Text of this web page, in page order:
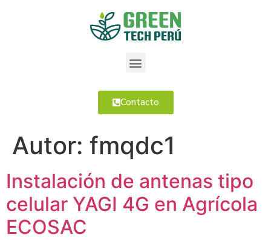
Contacto
Autor: fmqdc1
Instalación de antenas tipo
celular YAGI 4G en Agrícola
ECOSAC